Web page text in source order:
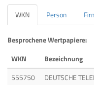
WKN
Person
Besprochene Wertpapiere:
WKN
Bezeichnung
555750
DEUTSCHE